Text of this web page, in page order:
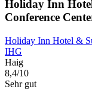
Holiday Inn
Conference
Holiday Inn Hotel &
IHG
Haig
8,4/10
Sehr gut